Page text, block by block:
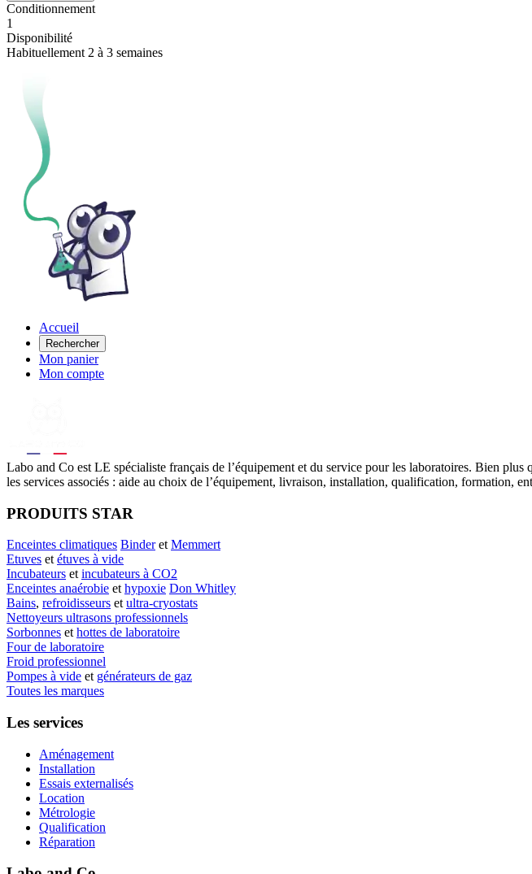
Conditionnement
1
Disponibilité
Habituellement 2 à 3 semaines
Accueil
Rechercher
Mon panier
Mon compte
Labo and Co est LE spécialiste français de l’équipement et du service pour les laboratoires. Bien
les services associés : aide au choix de l’équipement, livraison, installation, qualification, formation,
PRODUITS STAR
Enceintes climatiques Binderet Memmert
Etuves et étuves à vide
Incubateurs et incubateurs à CO2
Enceintes anaérobie et hypoxie Don Whitley
Bains, refroidisseurs et ultra-cryostats
Nettoyeurs ultrasons professionnels
Sorbonnes et hottes de laboratoire
Four de laboratoire
Froid professionnel
Pompes à vide et générateurs de gaz
Toutes les marques
Les services
Aménagement
Installation
Essais externalisés
Location
Métrologie
Qualification
Réparation